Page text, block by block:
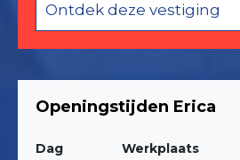
Ontdek deze vestiging
Openingstijden Erica
Dag Werkplaats